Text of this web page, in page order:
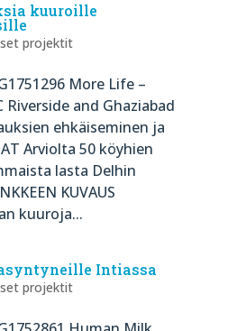
kuuroille
projektit
More Life –
Riverside and Ghaziabad
ehkäiseminen ja
Arviolta 50 köyhien
lasta Delhin
KUVAUS
kuuroja...
Intiassa
projektit